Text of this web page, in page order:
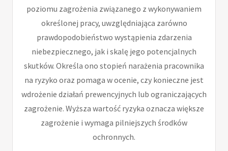
poziomu zagrożenia związanego z wykonywaniem
określonej pracy, uwzględniająca zarówno
prawdopodobieństwo wystąpienia zdarzenia
niebezpiecznego, jak i skalę jego potencjalnych
skutków. Określa ono stopień narażenia pracownika
na ryzyko oraz pomaga w ocenie, czy konieczne jest
wdrożenie działań prewencyjnych lub ograniczających
zagrożenie. Wyższa wartość ryzyka oznacza większe
zagrożenie i wymaga pilniejszych środków
ochronnych.